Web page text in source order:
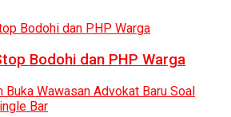
Bodohi dan PHP Warga